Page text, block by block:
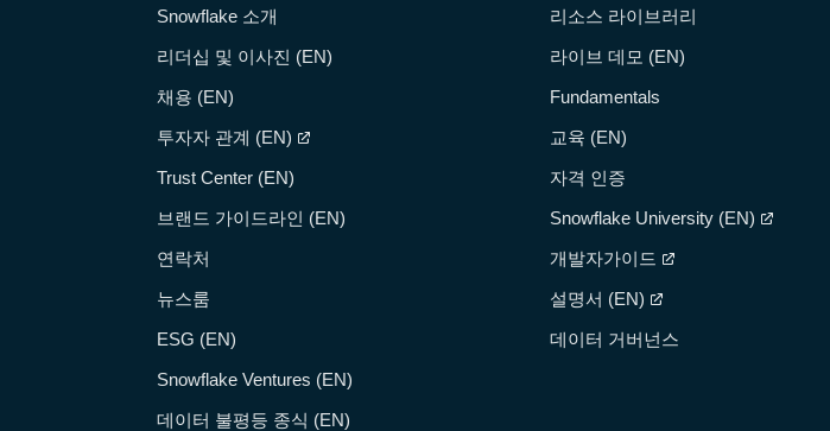
Snowflake 소개
리더십 및 이사진 (EN)
채용 (EN)
투자자 관계 (EN)
Trust Center (EN)
브랜드 가이드라인 (EN)
연락처
뉴스룸
ESG (EN)
Snowflake Ventures (EN)
데이터 불평등 종식 (EN)
리소스 라이브러리
라이브 데모 (EN)
Fundamentals
교육 (EN)
자격 인증
Snowflake University (EN)
개발자가이드
설명서 (EN)
데이터 거버넌스